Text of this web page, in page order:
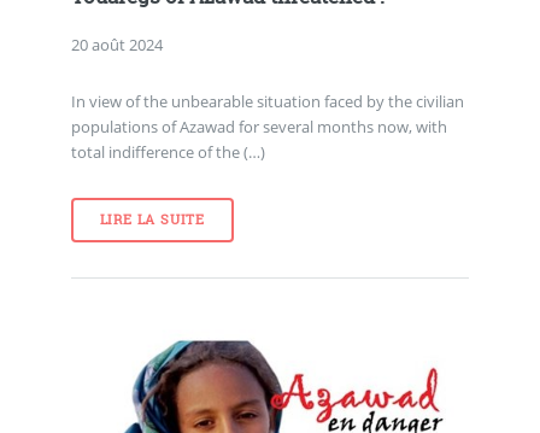
20 août 2024
In view of the unbearable situation faced by the civilian
populations of Azawad for several months now, with
total indifference of the (…)
LIRE LA SUITE